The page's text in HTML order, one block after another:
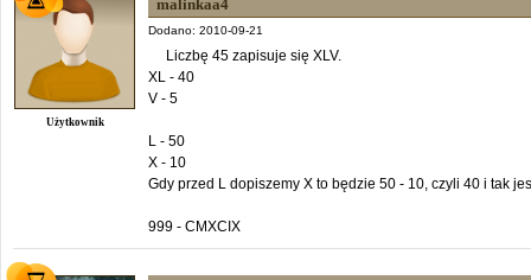
Użytkownik
malinkaa4
Dodano: 2010-09-21
Liczbę 45 zapisuje się XLV.
XL - 40
V - 5
L - 50
X - 10
Gdy przed L dopiszemy X to będzie 50 - 10, czyli 40 i tak
999 - CMXCIX